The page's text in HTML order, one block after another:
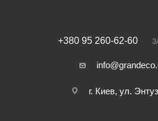
+380 95 260-62-60
г. Киев, ул.